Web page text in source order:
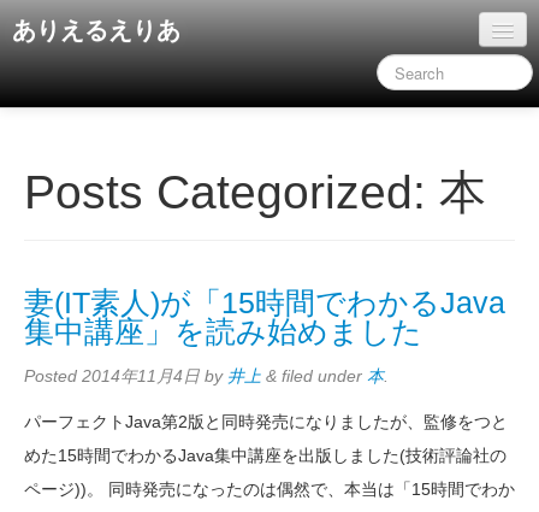
ありえるえりあ
旧コンテンツ
Posts Categorized: 本
妻(IT素人)が「15時間でわかるJava
集中講座」を読み始めました
Posted 2014年11月4日 by 井上 & filed under 本.
パーフェクトJava第2版と同時発売になりましたが、監修をつと
めた15時間でわかるJava集中講座を出版しました(技術評論社の
ページ))。 同時発売になったのは偶然で、本当は「15時間でわか